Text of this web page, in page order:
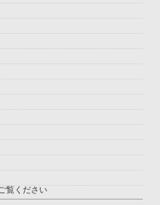
覧ください